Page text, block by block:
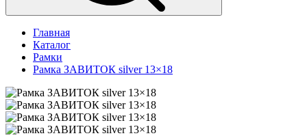
Главная
Каталог
Рамки
Рамка ЗАВИТОК silver 13×18